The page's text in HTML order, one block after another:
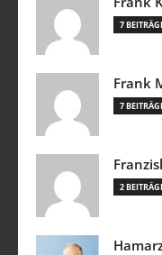
7
Frank
7
2